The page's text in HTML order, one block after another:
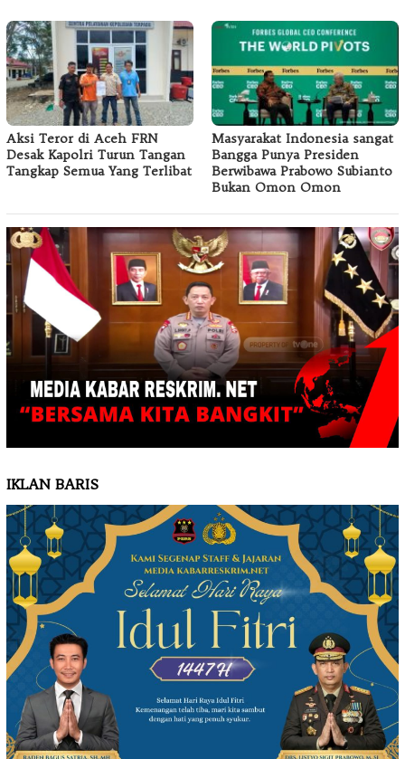
Aksi Teror di Aceh FRN
Desak Kapolri Turun Tangan
Tangkap Semua Yang Terlibat
Masyarakat Indonesia sangat
Bangga Punya Presiden
Berwibawa Prabowo Subianto
Bukan Omon Omon
IKLAN BARIS